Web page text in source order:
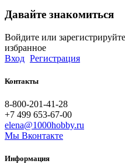
Давайте знакомиться
Войдите или
избранное
Вход Регистрация
Контакты
8-800-201-41-28
+7 499 653-67-00
elena@1000hobby.ru
Мы Вконтакте
Информация